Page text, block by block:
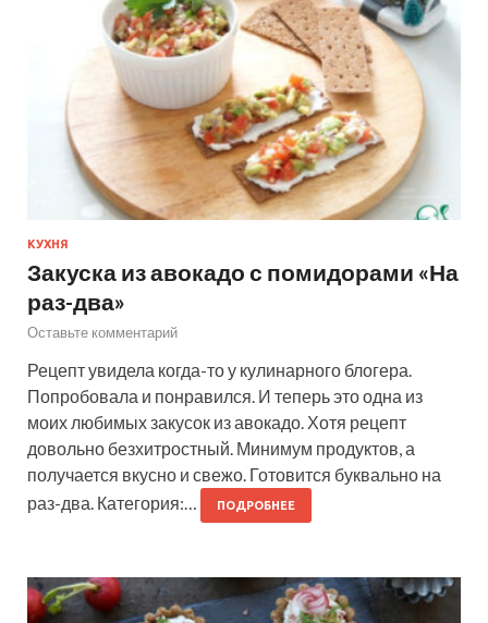
КУХНЯ
Закуска из авокадо с помидорами «На
раз-два»
Оставьте комментарий
Рецепт увидела когда-то у кулинарного блогера.
Попробовала и понравился. И теперь это одна из
моих любимых закусок из авокадо. Хотя рецепт
довольно безхитростный. Минимум продуктов, а
получается вкусно и свежо. Готовится буквально на
раз-два. Категория:…
ПОДРОБНЕЕ